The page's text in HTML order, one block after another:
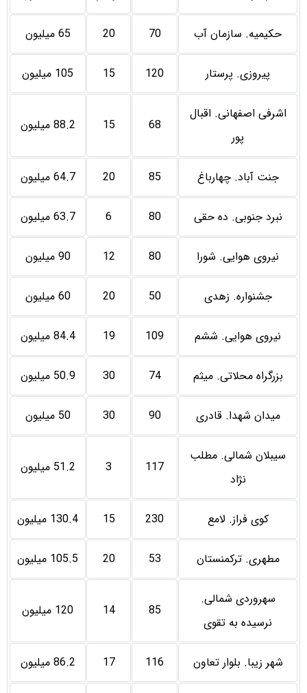
حکیمیه. سازمان آب 70
20 65 میلیون
پیروزی. پرستار 120
15 105 میلیون
اشرفی اصفهانی. اقبال
پور
68
15 88.2 میلیون
جنت آباد. چهارباغ 85
20 64.7 میلیون
نبرد جنوبی. ده حقی 80
6 63.7 میلیون
نیروی هوایی. شورا 80
12 90 میلیون
جشنواره. زهدی 50
20 60 میلیون
نیروی هوایی. ششم 109
19 84.4 میلیون
بزرگراه محلاتی. میثم 74
30 50.9 میلیون
میدان شهدا. قادری 90
30 50 میلیون
سیبلان شمالی. مطلب
نژاد
117
3 51.2 میلیون
کوی فراز. لامع 230
15 130.4 میلیون
مطهری. ترکمنستان 53
20 105.5 میلیون
سهروردی شمالی.
نرسیده به تقوی
85
14 120 میلیون
شهر زیبا. بلوار تعاون 116
17 86.2 میلیون